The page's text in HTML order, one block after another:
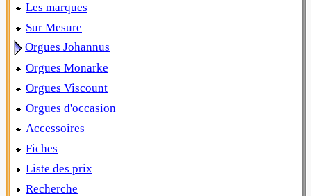
Les marques
Sur Mesure
Orgues Johannus
Orgues Monarke
Orgues Viscount
Orgues d'occasion
Accessoires
Fiches
Liste des prix
Recherche